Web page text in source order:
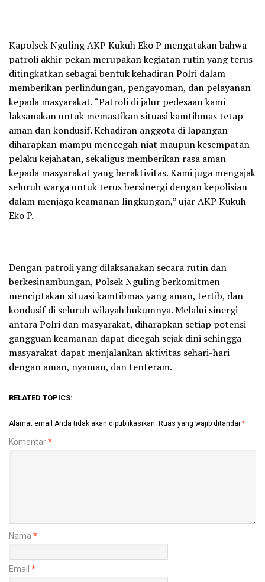
Kapolsek Nguling AKP Kukuh Eko P mengatakan bahwa
patroli akhir pekan merupakan kegiatan rutin yang terus
ditingkatkan sebagai bentuk kehadiran Polri dalam
memberikan perlindungan, pengayoman, dan pelayanan
kepada masyarakat. “Patroli di jalur pedesaan kami
laksanakan untuk memastikan situasi kamtibmas tetap
aman dan kondusif. Kehadiran anggota di lapangan
diharapkan mampu mencegah niat maupun kesempatan
pelaku kejahatan, sekaligus memberikan rasa aman
kepada masyarakat yang beraktivitas. Kami juga mengajak
seluruh warga untuk terus bersinergi dengan kepolisian
dalam menjaga keamanan lingkungan,” ujar AKP Kukuh
Eko P.
Dengan patroli yang dilaksanakan secara rutin dan
berkesinambungan, Polsek Nguling berkomitmen
menciptakan situasi kamtibmas yang aman, tertib, dan
kondusif di seluruh wilayah hukumnya. Melalui sinergi
antara Polri dan masyarakat, diharapkan setiap potensi
gangguan keamanan dapat dicegah sejak dini sehingga
masyarakat dapat menjalankan aktivitas sehari-hari
dengan aman, nyaman, dan tenteram.
RELATED TOPICS:
Alamat email Anda tidak akan dipublikasikan. Ruas yang wajib ditandai *
Komentar*
Nama *
Email *